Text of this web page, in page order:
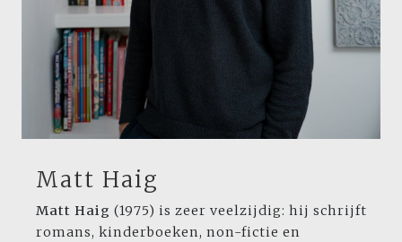
Matt Haig
Matt Haig (1975) is zeer veelzijdig: hij schrijft
romans, kinderboeken, non-fictie en